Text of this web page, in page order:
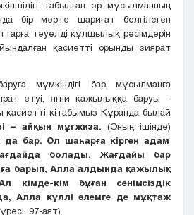
табылған әр мұсылманның
бір мәрте шариғат белгілеген
тәуелді құлшылық рәсімдерін
қасиетті орынды зиярат
мүмкіндігі бар мұсылманға
етуі, яғни қажылыққа баруы –
қасиетті кітабымыз Құранда былай
– айқын мұғжиза. (Оның ішінде)
да бар. Ол шаһарға кірген адам
болады. Жағдайы бар
барып, Алла алдында қажылық
кім бұған сенімсіздік
Алла күллі әлемге де мұқтаж
97-аят).